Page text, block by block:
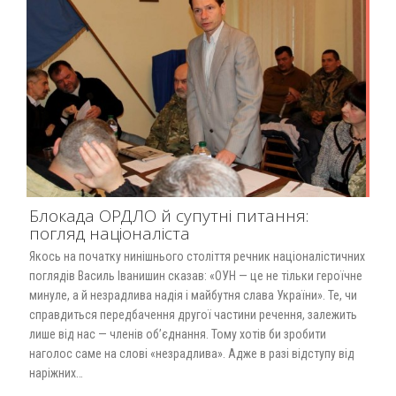
Блокада ОРДЛО й супутні питання:
погляд націоналіста
Якось на початку нинішнього століття речник націоналістичних
поглядів Василь Іванишин сказав: «ОУН — це не тільки героїчне
минуле, а й незрадлива надія і майбутня слава України». Те, чи
справдиться передбачення другої частини речення, залежить
лише від нас — членів об’єднання. Тому хотів би зробити
наголос саме на слові «незрадлива». Адже в разі відступу від
наріжних…